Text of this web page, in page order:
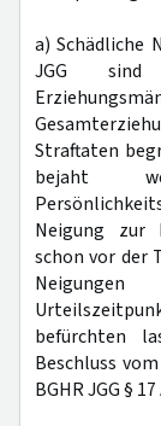
a) Schädliche
JGG sind
Straftaten
bejaht
Neigung zur
schon vor der
befürchten
Beschluss
BGHR JGG §